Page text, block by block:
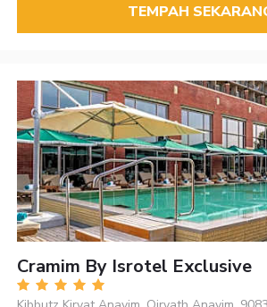
TEMPAH
Cramim By Isrotel Exclusive